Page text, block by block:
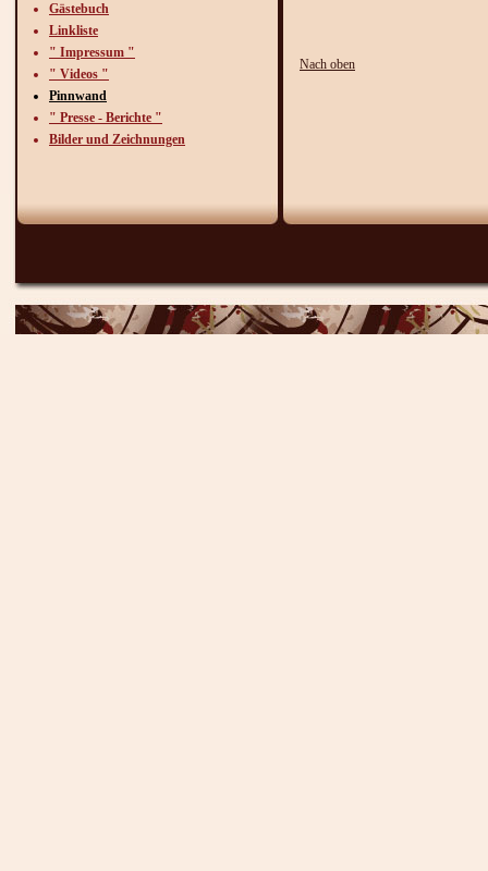
Gästebuch
Linkliste
" Impressum "
" Videos "
Pinnwand
" Presse - Berichte "
Bilder und Zeichnungen
Nach oben